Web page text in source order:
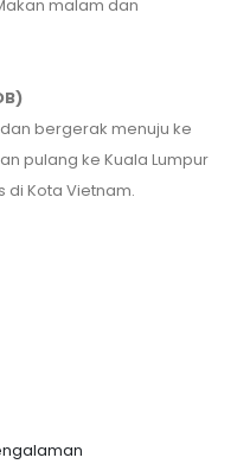
malam dan
bergerak menuju ke
pulang ke Kuala Lumpur
Kota Vietnam.